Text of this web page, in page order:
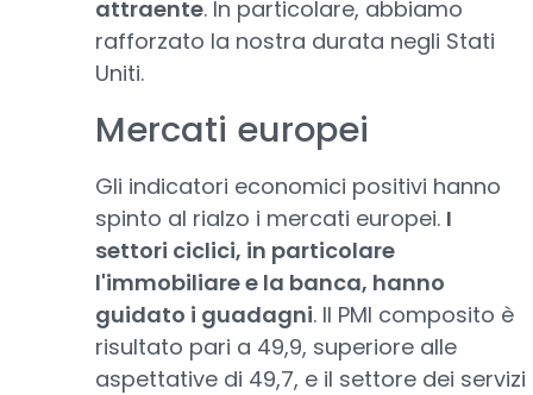
attraente. In particolare, abbiamo
rafforzato la nostra durata negli Stati
Uniti.
Mercati europei
Gli indicatori economici positivi hanno
spinto al rialzo i mercati europei. I
settori ciclici, in particolare
l'immobiliare e la banca, hanno
guidato i guadagni. Il PMI composito è
risultato pari a 49,9, superiore alle
aspettative di 49,7, e il settore dei servizi